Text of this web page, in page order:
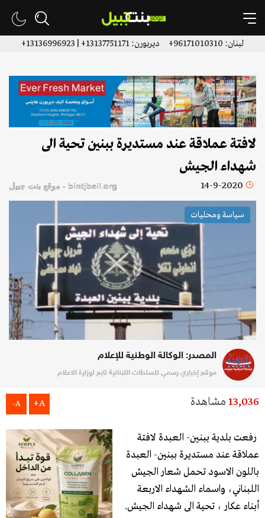
لبنان: 96171010310+ ديربورن: 13137751171+ | 13136996923+
لافتة عملاقة عند مستديرة ببنين تحية الى
شهداء الجيش
14-9-2020 bintjbeil.org - موقع بنت جبيل
سياسة ومحليات
المصدر: الوكالة الوطنية للإعلام
موقع إخباري رسمي للسلطات اللبنانية تابع لوزارة الاعلام
13,036 مشاهدة A+
A-
رفعت بلدية ببنين- العبدة لافتة
عملاقة عند مستديرة ببنين- العبدة
باللون الاسود تحمل شعار الجيش
اللبناني، واسماء الشهداء الاربعة
أبناء عكار ، تحية الى شهداء الجيش.